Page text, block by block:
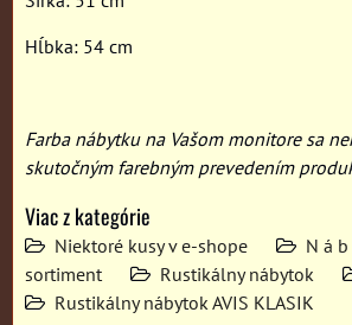
Hĺbka: 54 cm
Farba nábytku na Vašom monitore sa
skutočným farebným prevedením
Viac z kategórie
Niektoré kusy v e-shope
N á
sortiment
Rustikálny nábytok
Rustikálny nábytok AVIS KLASIK